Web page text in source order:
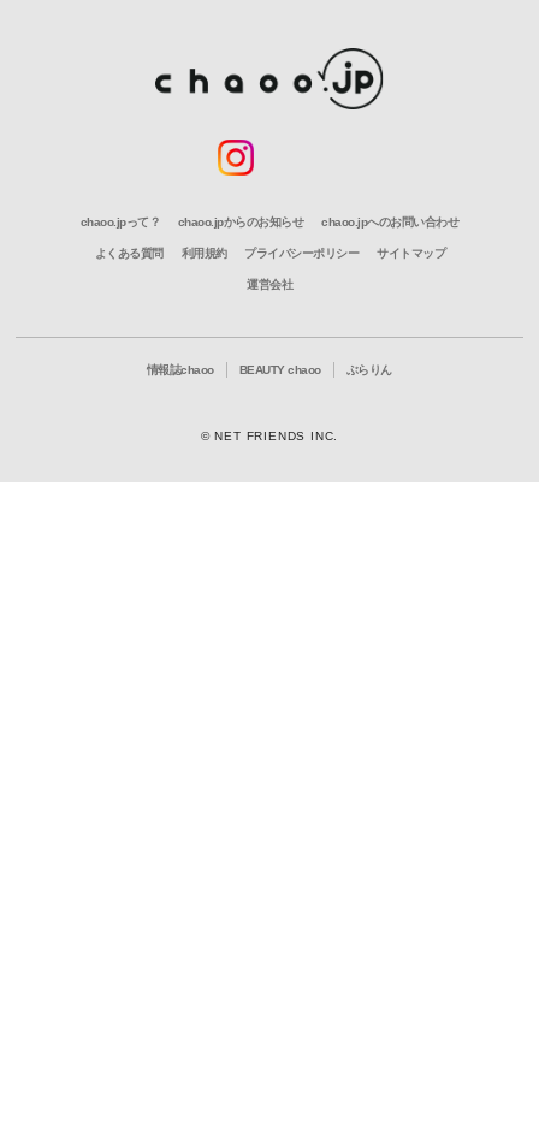
chaoo.jpって？ chaoo.jpからのお知らせ chaoo.jpへのお問い合わせ
よくある質問 利用規約 プライバシーポリシー サイトマップ
運営会社
情報誌chaoo BEAUTY chaoo ぶらりん
© NET FRIENDS INC.